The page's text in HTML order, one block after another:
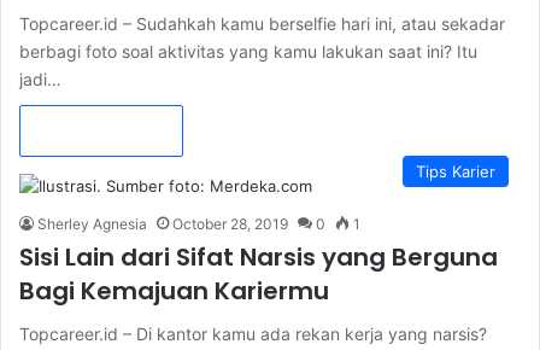
Topcareer.id – Sudahkah kamu berselfie hari ini, atau sekadar
berbagi foto soal aktivitas yang kamu lakukan saat ini? Itu
jadi…
Tips Karier
Sherley Agnesia October 28, 2019 0 1
Sisi Lain dari Sifat Narsis yang Berguna
Bagi Kemajuan Kariermu
Topcareer.id – Di kantor kamu ada rekan kerja yang narsis?